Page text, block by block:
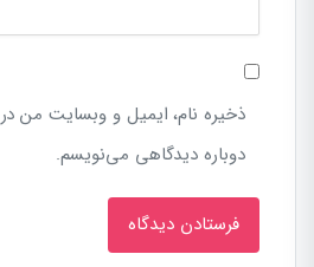
ذخیره نام، ایمیل و وبسایت من در
دوباره دیدگاهی می‌نویسم.